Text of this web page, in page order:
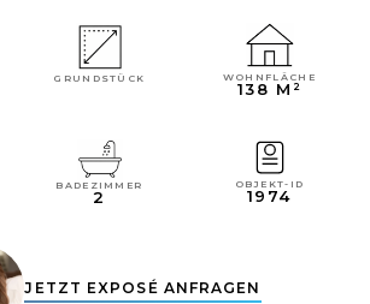
GRUNDSTÜCK WOHNFLÄCHE
138 M²
BADEZIMMER
2
OBJEKT-ID
1974
JETZT EXPOSÉ ANFRAGEN